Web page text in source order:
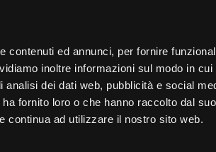
contenuti ed annunci, per fornire
inoltre informazioni sul modo in
dei dati web, pubblicità e social
fornito loro o che hanno raccolto dal
continua ad utilizzare il nostro sito web.
NUTRIZIONE